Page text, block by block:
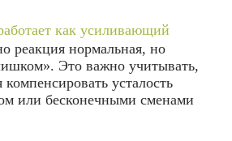
как усиливающий
реакция нормальная, но
Это важно учитывать,
усталость
или бесконечными сменами